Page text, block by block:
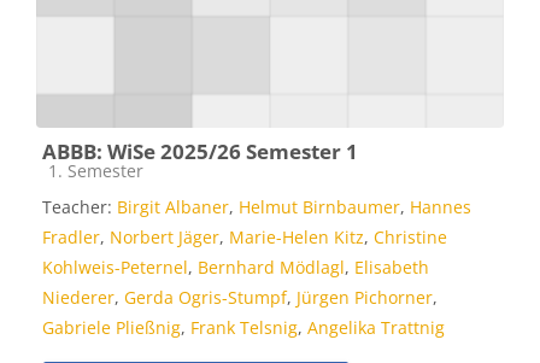
ABBB: WiSe 2025/26 Semester 1
Kategorija predmeta
1. Semester
Teacher: Birgit Albaner, Helmut Birnbaumer, Hannes
Fradler, Norbert Jäger, Marie-Helen Kitz, Christine
Kohlweis-Peternel, Bernhard Mödlagl, Elisabeth
Niederer, Gerda Ogris-Stumpf, Jürgen Pichorner,
Gabriele Pließnig, Frank Telsnig, Angelika Trattnig